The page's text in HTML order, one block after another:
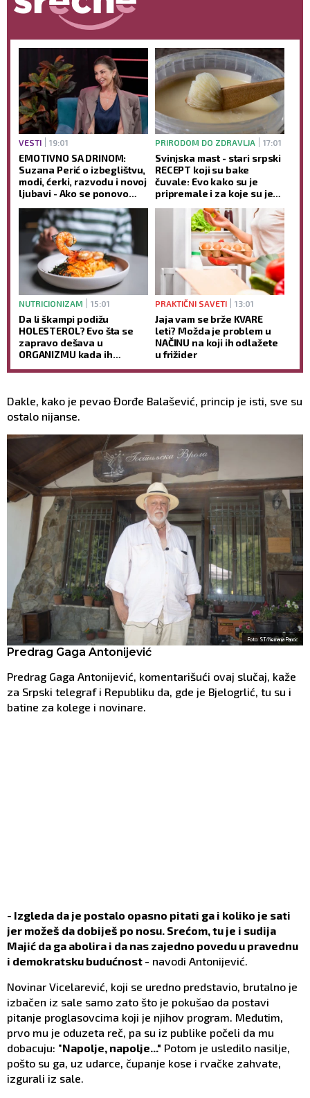
VESTI 19:01
EMOTIVNO SA DRINOM:
Suzana Perić o izbeglištvu,
modi, ćerki, razvodu i novoj
ljubavi - Ako se ponovo
udam, promeniću prezime
(VIDEO)
PRIRODOM DO ZDRAVLJA 17:01
Svinjska mast - stari srpski
RECEPT koji su bake
čuvale: Evo kako su je
pripremale i za koje su je
TEGOBE koristile
NUTRICIONIZAM 15:01
Da li škampi podižu
HOLESTEROL? Evo šta se
zapravo dešava u
ORGANIZMU kada ih
PRAKTIČNI SAVETI 13:01
Jaja vam se brže KVARE
leti? Možda je problem u
NAČINU na koji ih odlažete
u frižider
Dakle, kako je pevao Đorđe Balašević, princip je isti, sve su
ostalo nijanse.
Foto: ST/Nemanja Pančić
Predrag Gaga Antonijević
Predrag Gaga Antonijević, komentarišući ovaj slučaj, kaže
za Srpski telegraf i Republiku da, gde je Bjelogrlić, tu su i
batine za kolege i novinare.
- Izgleda da je postalo opasno pitati ga i koliko je sati
jer možeš da dobiješ po nosu. Srećom, tu je i sudija
Majić da ga abolira i da nas zajedno povedu u pravednu
i demokratsku budućnost - navodi Antonijević.
Novinar Vicelarević, koji se uredno predstavio, brutalno je
izbačen iz sale samo zato što je pokušao da postavi
pitanje proglasovcima koji je njihov program. Međutim,
prvo mu je oduzeta reč, pa su iz publike počeli da mu
dobacuju: "Napolje, napolje..." Potom je usledilo nasilje,
pošto su ga, uz udarce, čupanje kose i rvačke zahvate,
izgurali iz sale.